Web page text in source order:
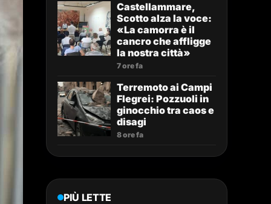
Castellammare,
Scotto alza la voce:
«La camorra è il
cancro che affligge
la nostra città»
7 ore fa
Terremoto ai Campi
Flegrei: Pozzuoli in
ginocchio tra caos e
disagi
8 ore fa
PIÙ LETTE